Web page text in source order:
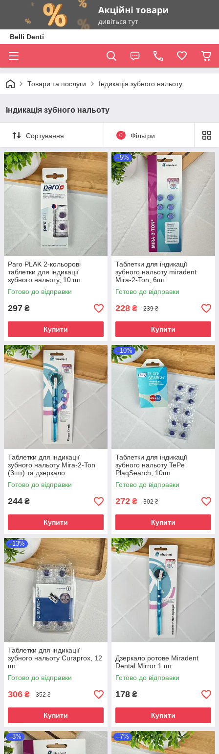
Belli Denti
Товари та послуги Індикація зубного нальоту
Індикація зубного нальоту
Сортування 0 Фільтри
Paro PLAK 2-кольорові
таблетки для індикації
зубного нальоту, 10 шт
Готово до відправки
297 ₴
Купити
–5%
Таблетки для індикації
зубного нальоту miradent
Mira-2-Ton, 6шт
Готово до відправки
228 ₴ 239 ₴
Купити
Таблетки для індикації
зубного нальоту Mira-2-Ton
(3шт) та дзеркало
Готово до відправки
244 ₴
Купити
–10%
Таблетки для індикації
зубного нальоту TePe
PlaqSearch, 10шт
Готово до відправки
272 ₴ 302 ₴
Купити
–13%
Таблетки для індикації
зубного нальоту Curaprox, 12
шт
Готово до відправки
306 ₴ 352 ₴
Купити
Дзеркало ротове Miradent
Dental Mirror 1 шт
Готово до відправки
178 ₴
Купити
–3% –7%